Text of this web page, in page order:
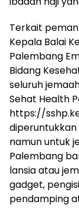
Terkait
Kepala Balai
Palembang
Bidang
seluruh
Sehat Health
https://
diperuntukkan
namun untuk
Palembang
lansia atau
gadget,
pendamping